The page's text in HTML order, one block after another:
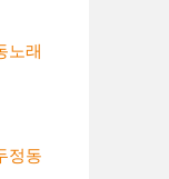
노래
정동